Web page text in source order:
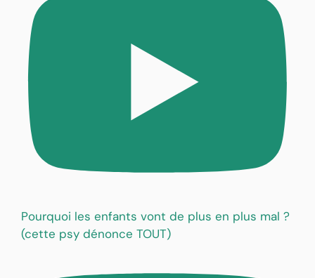
Pourquoi les enfants vont de plus en plus mal ?
(cette psy dénonce TOUT)